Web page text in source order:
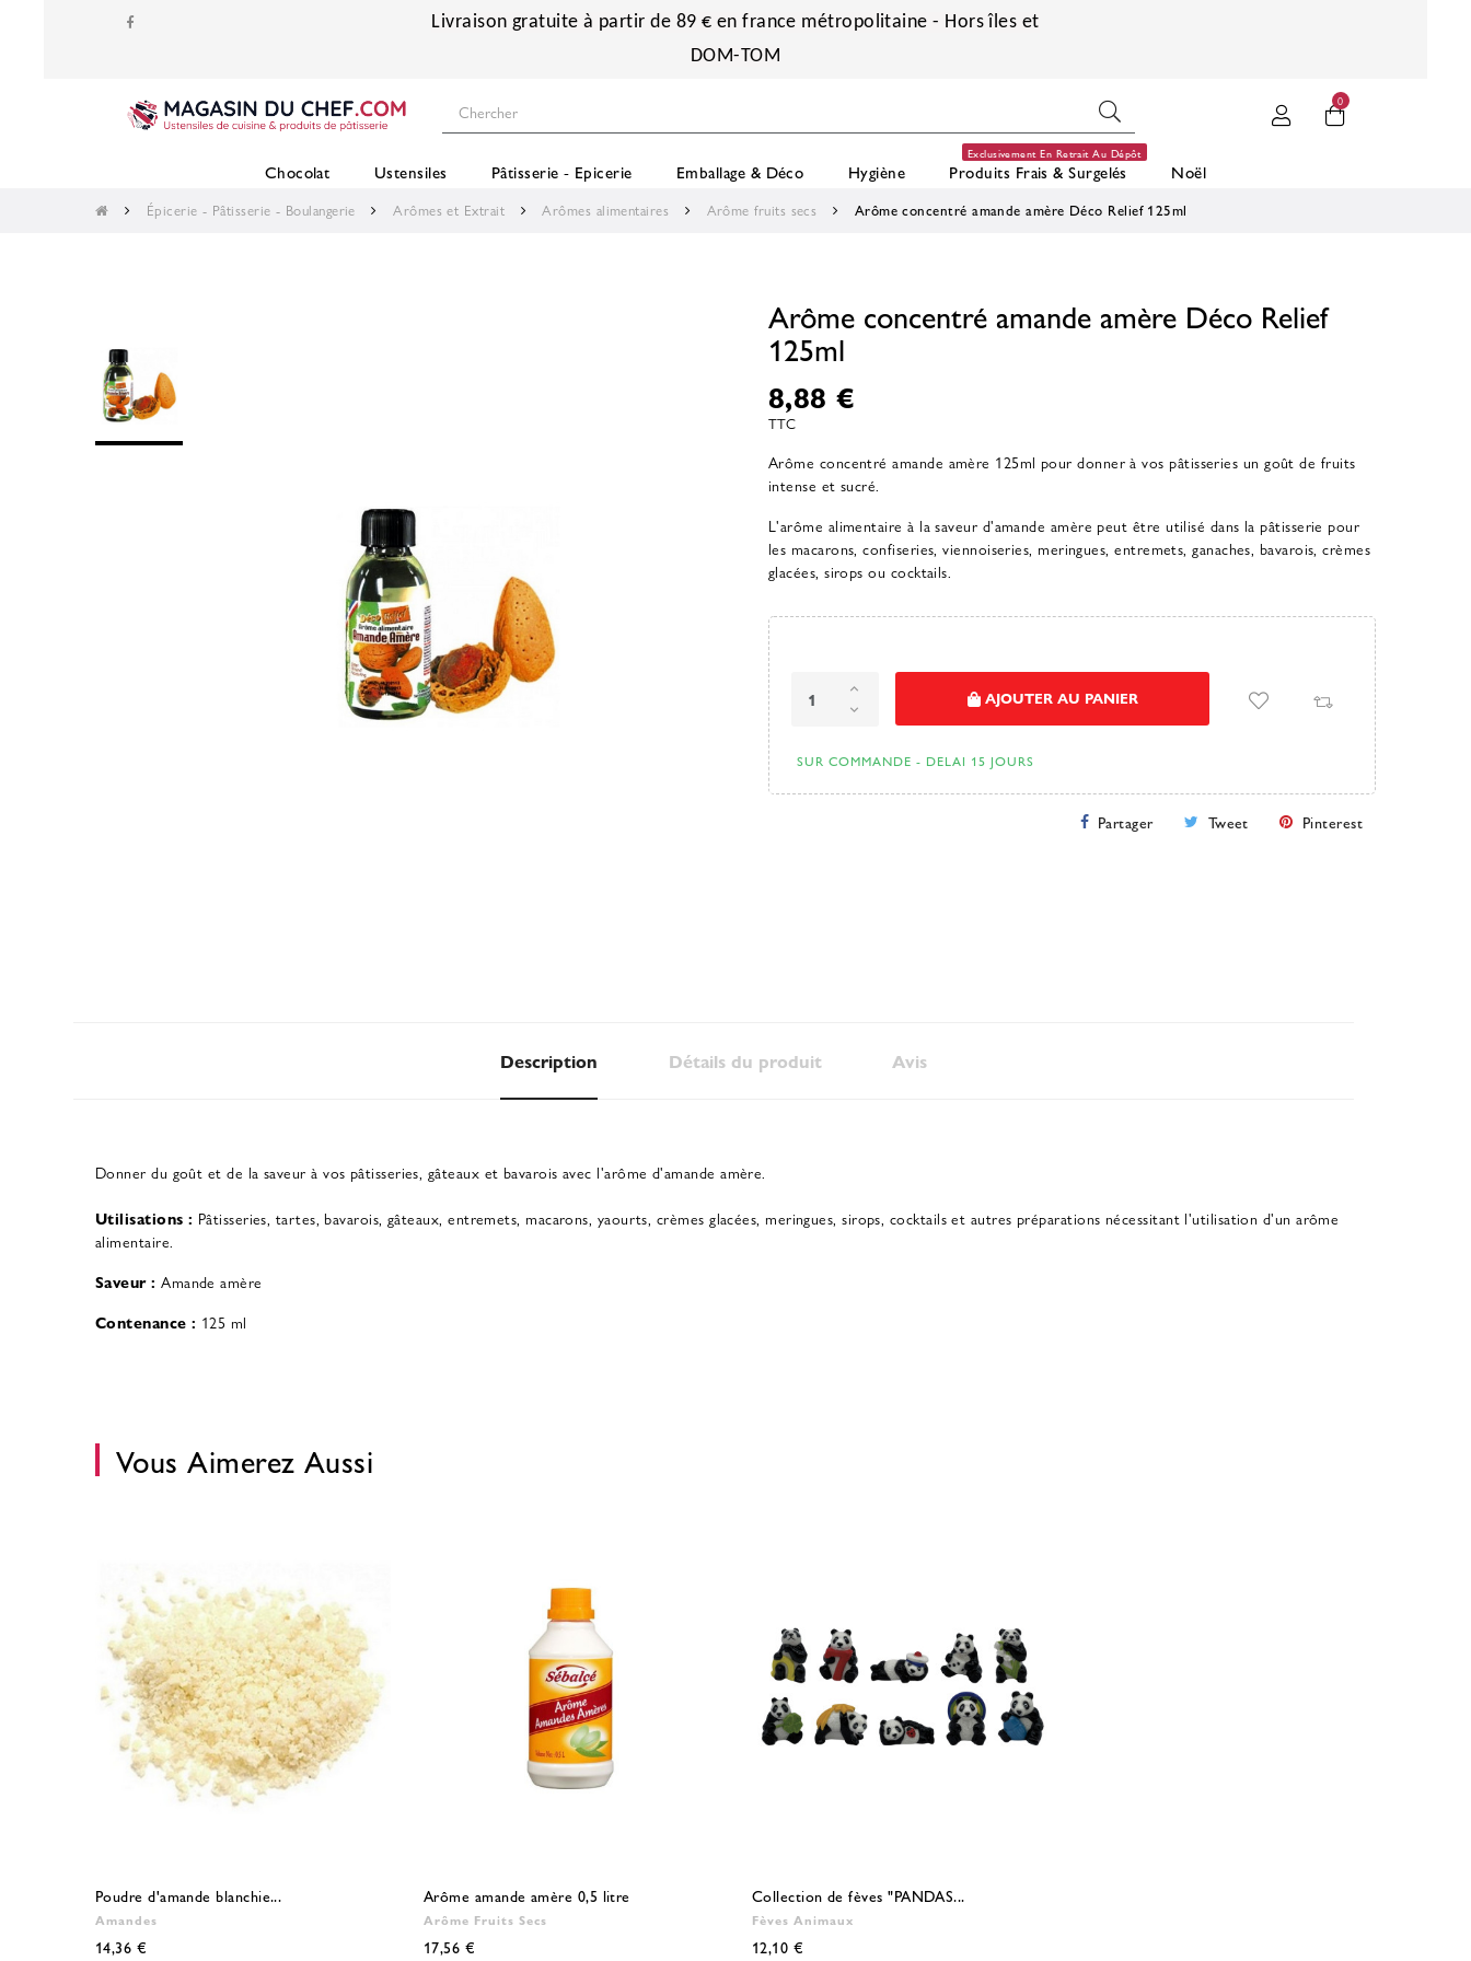
Livraison gratuite à partir de 89 € en france métropolitaine - Hors îles et
DOM-TOM
0
Chocolat Ustensiles Pâtisserie - Epicerie Emballage & Déco Hygiène Produits Frais & Surgelés
Exclusivement En Retrait Au Dépôt
Noël
Épicerie - Pâtisserie - Boulangerie Arômes et Extrait Arômes alimentaires Arôme fruits secs Arôme concentré amande amère Déco Relief 125ml
Arôme concentré amande amère Déco Relief
125ml
8,88 €
TTC
Arôme concentré amande amère 125ml pour donner à vos pâtisseries un goût de fruits
intense et sucré.
L'arôme alimentaire à la saveur d'amande amère peut être utilisé dans la pâtisserie pour
les macarons, confiseries, viennoiseries, meringues, entremets, ganaches, bavarois, crèmes
glacées, sirops ou cocktails.
AJOUTER AU PANIER
SUR COMMANDE - DELAI 15 JOURS
Partager Tweet Pinterest
Description Détails du produit Avis
Donner du goût et de la saveur à vos pâtisseries, gâteaux et bavarois avec l'arôme d'amande amère.
Utilisations : Pâtisseries, tartes, bavarois, gâteaux, entremets, macarons, yaourts, crèmes glacées, meringues, sirops, cocktails et autres préparations nécessitant l'utilisation d'un arôme
alimentaire.
Saveur : Amande amère
Contenance : 125 ml
Vous Aimerez Aussi
Poudre d'amande blanchie...
Amandes
14,36 €
Arôme amande amère 0,5 litre
Arôme Fruits Secs
17,56 €
Collection de fèves "PANDAS...
Fèves Animaux
12,10 €